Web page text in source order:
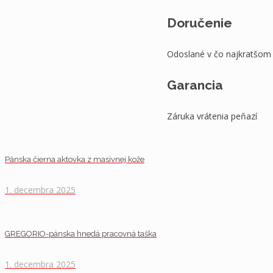
Doručenie
Odoslané v čo najkratšom
Garancia
Záruka vrátenia peňazí
Pánska čierna aktovka z masívnej kože
1. decembra 2025
GREGORIO-pánska hnedá pracovná taška
1. decembra 2025